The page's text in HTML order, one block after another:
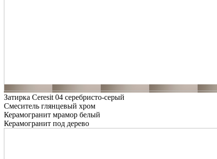
Затирка Ceresit 04 серебристо-серый
Смеситель глянцевый хром
Керамогранит мрамор белый
Керамогранит под дерево